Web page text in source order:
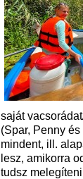
saját
(Spar, Penny
mindent, ill.
lesz, amikorra
tudsz